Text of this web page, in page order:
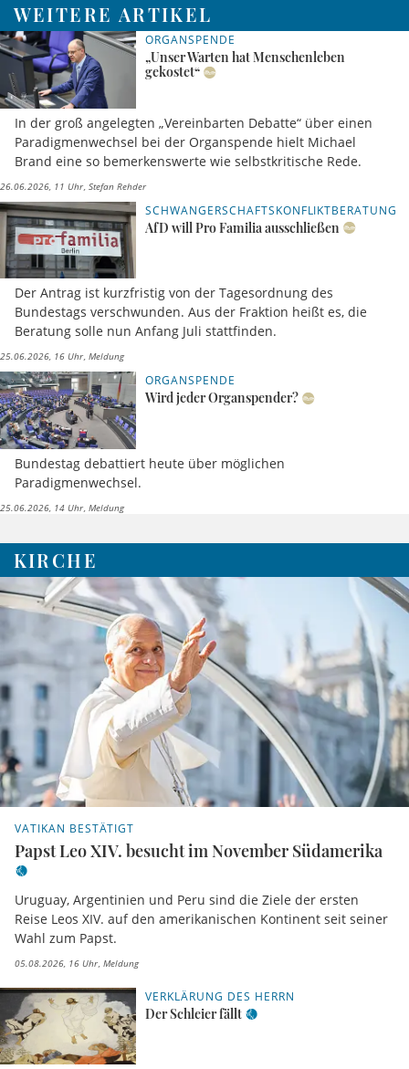
WEITERE ARTIKEL
ORGANSPENDE
„Unser Warten hat Menschenleben
gekostet“
In der groß angelegten „Vereinbarten Debatte“ über einen
Paradigmenwechsel bei der Organspende hielt Michael
Brand eine so bemerkenswerte wie selbstkritische Rede.
26.06.2026, 11 Uhr Stefan Rehder
SCHWANGERSCHAFTSKONFLIKTBERATUNG
AfD will Pro Familia ausschließen
Der Antrag ist kurzfristig von der Tagesordnung des
Bundestags verschwunden. Aus der Fraktion heißt es, die
Beratung solle nun Anfang Juli stattfinden.
25.06.2026, 16 Uhr Meldung
ORGANSPENDE
Wird jeder Organspender?
Bundestag debattiert heute über möglichen
Paradigmenwechsel.
25.06.2026, 14 Uhr Meldung
KIRCHE
VATIKAN BESTÄTIGT
Papst Leo XIV. besucht im November Südamerika
Uruguay, Argentinien und Peru sind die Ziele der ersten
Reise Leos XIV. auf den amerikanischen Kontinent seit seiner
Wahl zum Papst.
05.08.2026, 16 Uhr Meldung
VERKLÄRUNG DES HERRN
Der Schleier fällt